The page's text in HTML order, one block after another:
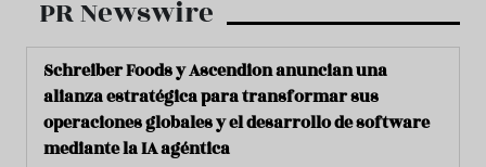
PR Newswire
Schreiber Foods y Ascendion anuncian una
alianza estratégica para transformar sus
operaciones globales y el desarrollo de software
mediante la IA agéntica